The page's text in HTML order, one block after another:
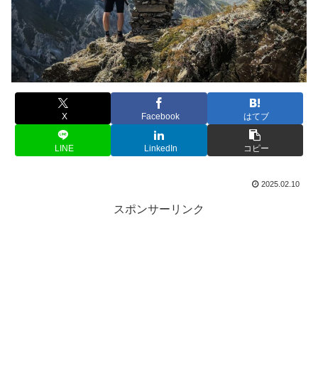
X Facebook はてブ
LINE LinkedIn コピー
2025.02.10
スポンサーリンク